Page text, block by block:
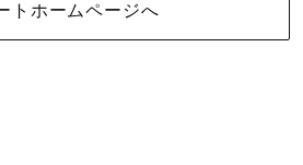
トホームページへ